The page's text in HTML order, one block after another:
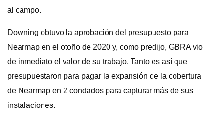
al campo.
Downing obtuvo la aprobación del presupuesto para
Nearmap en el otoño de 2020 y, como predijo, GBRA vio
de inmediato el valor de su trabajo. Tanto es así que
presupuestaron para pagar la expansión de la cobertura
de Nearmap en 2 condados para capturar más de sus
instalaciones.